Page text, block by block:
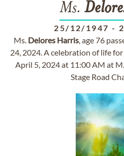
Ms.
25/12/1947 -
Ms. Delores Harris, age 76
24, 2024. A celebration of life for
April 5, 2024 at 11:00 AM at
Stage Road